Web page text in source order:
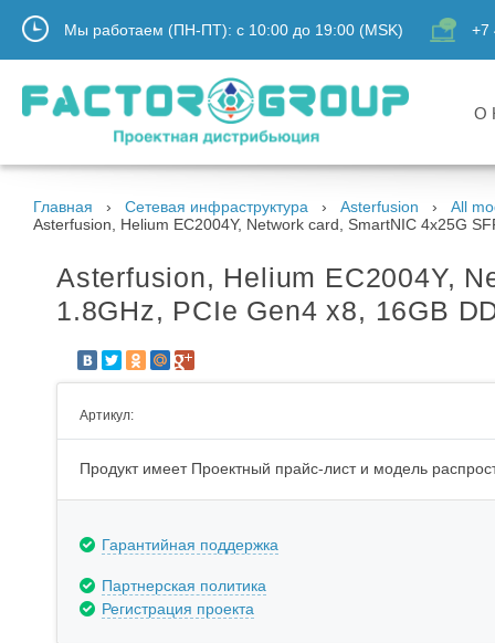
Мы работаем (ПН-ПТ): с 10:00 до 19:00 (MSK) +7
О
Главная Сетевая инфраструктура Asterfusion
All
Asterfusion, Helium EC2004Y, Network card, SmartNIC 4x25G
Asterfusion, Helium EC2004Y,
1.8GHz, PCIe Gen4 x8, 16GB
Артикул:
Продукт имеет Проектный прайс-лист и модель
Гарантийная поддержка
Партнерская политика
Регистрация проекта